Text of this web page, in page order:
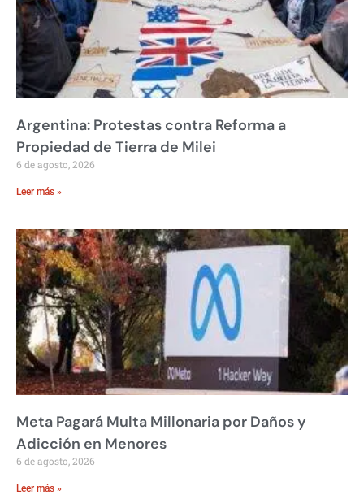
Argentina: Protestas contra Reforma a
Propiedad de Tierra de Milei
6 de agosto, 2026
Leer más »
Meta Pagará Multa Millonaria por Daños y
Adicción en Menores
6 de agosto, 2026
Leer más »